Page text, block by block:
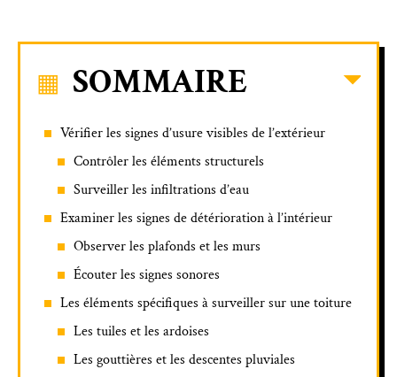
SOMMAIRE
Vérifier les signes d’usure visibles de l’extérieur
Contrôler les éléments structurels
Surveiller les infiltrations d’eau
Examiner les signes de détérioration à l’intérieur
Observer les plafonds et les murs
Écouter les signes sonores
Les éléments spécifiques à surveiller sur une toiture
Les tuiles et les ardoises
Les gouttières et les descentes pluviales